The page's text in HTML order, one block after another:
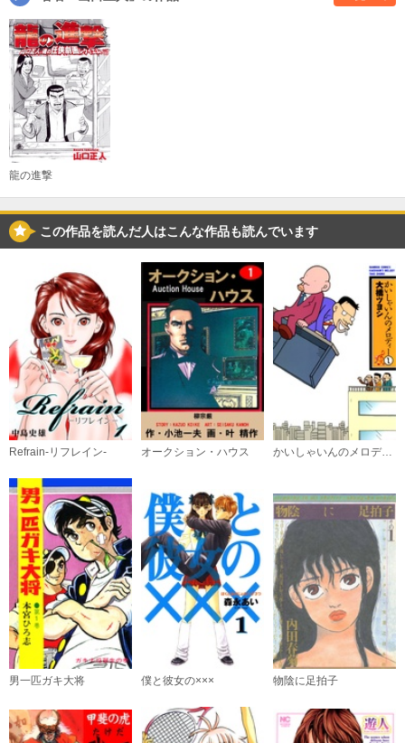
龍の進撃
この作品を読んだ人はこんな作品も読んでいます
Refrain-リフレイン- オークション・ハウス かいしゃいんのメロディー
男一匹ガキ大将 僕と彼女の××× 物陰に足拍子